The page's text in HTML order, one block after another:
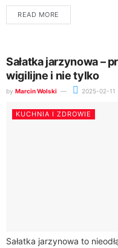
uwielbiane przez
READ MORE
Sałatka jarzynowa –
wigilijne i nie tylko
by Marcin Wolski 2025-02-11
KUCHNIA I ZDROWIE
Sałatka jarzynowa to